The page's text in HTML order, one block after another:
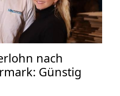
nach
Günstig